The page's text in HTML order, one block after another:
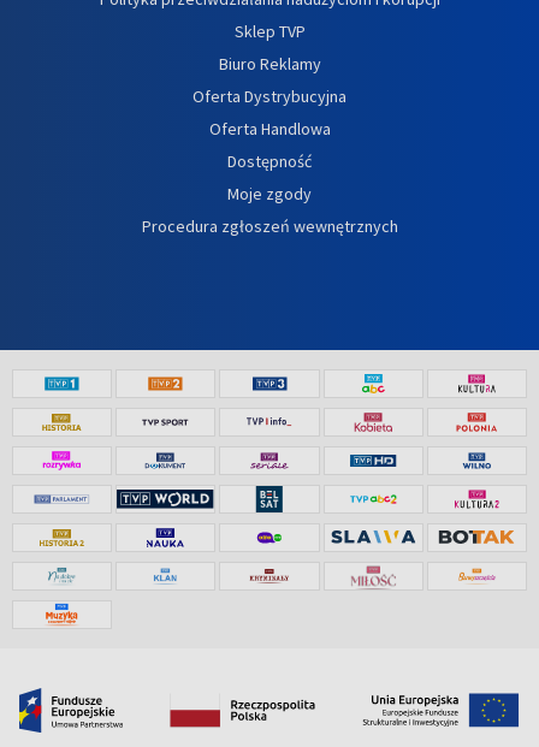
Sklep TVP
Biuro Reklamy
Oferta Dystrybucyjna
Oferta Handlowa
Dostępność
Moje zgody
Procedura zgłoszeń wewnętrznych